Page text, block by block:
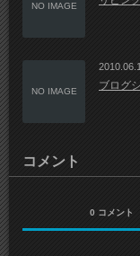
NO IMAGE
NO IMAGE ブログ
コメント
0 コメント